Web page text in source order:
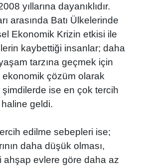
yıllarına dayanıklıdır.
arasında Batı Ülkelerinde
Ekonomik Krizin etkisi ile
kaybettiği insanlar; daha
tarzına geçmek için
ekonomik çözüm olarak
şimdilerde ise en çok tercih
geldi.
edilme sebepleri ise;
daha düşük olması,
ahşap evlere göre daha az